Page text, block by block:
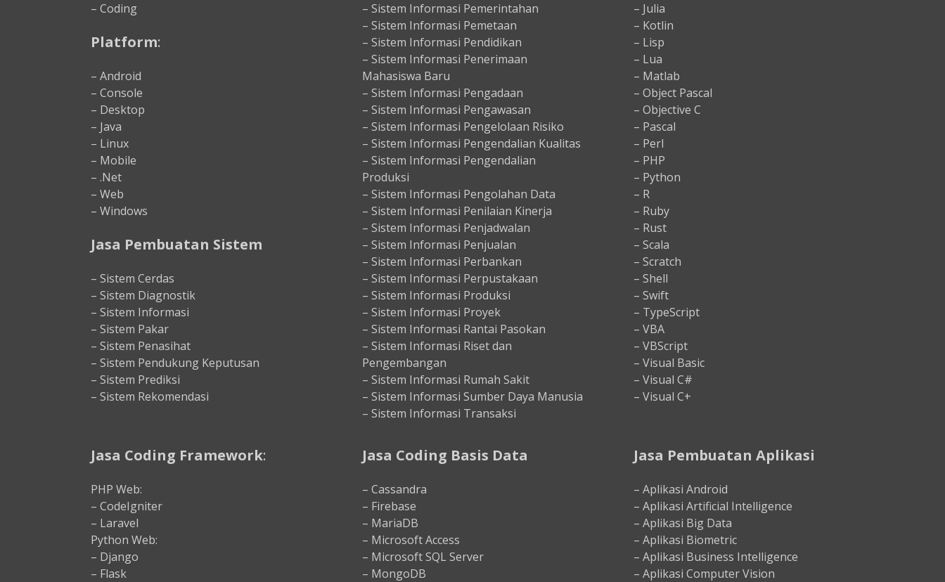
– Coding
Platform:
– Android
– Console
– Desktop
– Java
– Linux
– Mobile
– .Net
– Web
– Windows
Jasa Pembuatan Sistem
– Sistem Cerdas
– Sistem Diagnostik
– Sistem Informasi
– Sistem Pakar
– Sistem Penasihat
– Sistem Pendukung Keputusan
– Sistem Prediksi
– Sistem Rekomendasi
– Sistem Informasi Pemerintahan
– Sistem Informasi Pemetaan
– Sistem Informasi Pendidikan
– Sistem Informasi Penerimaan
Mahasiswa Baru
– Sistem Informasi Pengadaan
– Sistem Informasi Pengawasan
– Sistem Informasi Pengelolaan Risiko
– Sistem Informasi Pengendalian Kualitas
– Sistem Informasi Pengendalian
Produksi
– Sistem Informasi Pengolahan Data
– Sistem Informasi Penilaian Kinerja
– Sistem Informasi Penjadwalan
– Sistem Informasi Penjualan
– Sistem Informasi Perbankan
– Sistem Informasi Perpustakaan
– Sistem Informasi Produksi
– Sistem Informasi Proyek
– Sistem Informasi Rantai Pasokan
– Sistem Informasi Riset dan
Pengembangan
– Sistem Informasi Rumah Sakit
– Sistem Informasi Sumber Daya Manusia
– Sistem Informasi Transaksi
– Julia
– Kotlin
– Lisp
– Lua
– Matlab
– Object Pascal
– Objective C
– Pascal
– Perl
– PHP
– Python
– R
– Ruby
– Rust
– Scala
– Scratch
– Shell
– Swift
– TypeScript
– VBA
– VBScript
– Visual Basic
– Visual C#
– Visual C+
Jasa Coding Framework:
PHP Web:
– CodeIgniter
– Laravel
Python Web:
– Django
– Flask
Jasa Coding Basis Data
– Cassandra
– Firebase
– MariaDB
– Microsoft Access
– Microsoft SQL Server
– MongoDB
Jasa Pembuatan Aplikasi
– Aplikasi Android
– Aplikasi Artificial Intelligence
– Aplikasi Big Data
– Aplikasi Biometric
– Aplikasi Business Intelligence
– Aplikasi Computer Vision